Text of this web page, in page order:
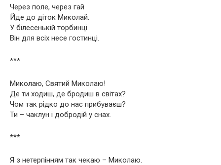
Через поле, через гай
Йде до діток Миколай.
У білесенькій торбинці
Він для всіх несе гостинці.
***
Миколаю, Святий Миколаю!
Де ти ходиш, де бродиш в світах?
Чом так рідко до нас прибуваєш?
Ти – чаклун і добродій у снах.
***
Я з нетерпінням так чекаю – Миколаю.